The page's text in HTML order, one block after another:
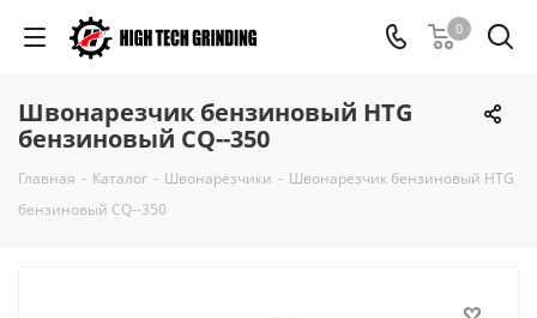
0
Швонарезчик бензиновый HTG
бензиновый CQ--350
Главная - Каталог - Швонарезчики - Швонарезчик бензиновый HTG
бензиновый CQ--350